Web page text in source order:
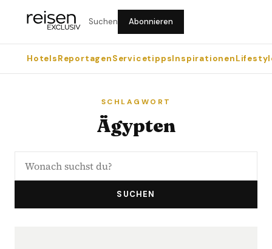
Suchen Abonnieren
HotelsReportagenServicetippsInspirationen
SCHLAGWORT
Ägypten
SUCHEN